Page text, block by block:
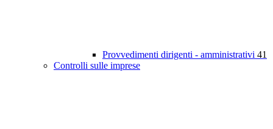
Provvedimenti dirigenti - amministrativi 41
Controlli sulle imprese